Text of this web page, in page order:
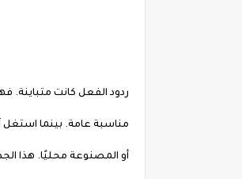
ردود الفعل كانت
مناسبة عامة. بينما
أو المصنوعة محليًا. هذا